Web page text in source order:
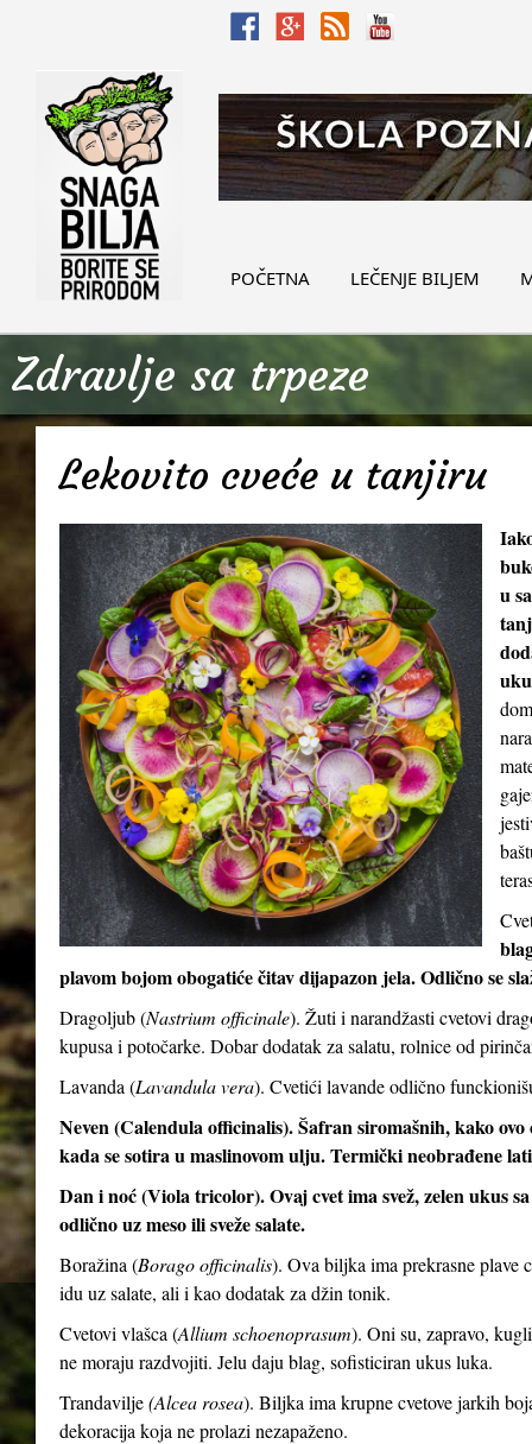
POČETNA LEČENJE BILJEM
Zdravlje sa trpeze
Lekovito cveće u tanjiru
u
plavom bojom obogatiće čitav dijapazon jela. Odlično se
Dragoljub (Nastrium officinale). Žuti i narandžasti cvetovi
kupusa i potočarke. Dobar dodatak za salatu, rolnice od
Lavanda (Lavandula vera). Cvetići lavande odlično
Neven (Calendula officinalis). Šafran siromašnih, kako
kada se sotira u maslinovom ulju. Termički neobrađene
Dan i noć (Viola tricolor). Ovaj cvet ima svež, zelen ukus
odlično uz meso ili sveže salate.
Boražina (Borago officinalis). Ova biljka ima prekrasne plave
idu uz salate, ali i kao dodatak za džin tonik.
Cvetovi vlašca (Allium schoenoprasum). Oni su, zapravo,
ne moraju razdvojiti. Jelu daju blag, sofisticiran ukus luka.
Trandavilje(Alcea rosea). Biljka ima krupne cvetove jarkih
dekoracija koja ne prolazi nezapaženo.